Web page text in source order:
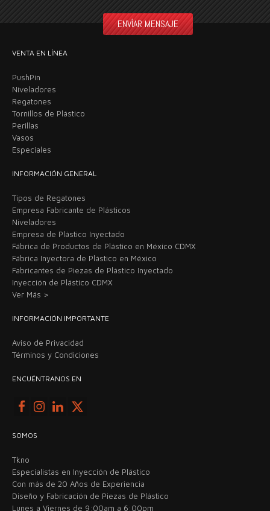
VENTA EN LÍNEA
PushPin
Niveladores
Regatones
Tornillos de Plástico
Perillas
Vasos
Especiales
INFORMACIÓN GENERAL
Tipos de Regatones
Empresa Fabricante de Plásticos
Niveladores
Empresa de Plástico Inyectado
Fábrica de Productos de Plástico en México CDMX
Fábrica Inyectora de Plástico en México
Fabricantes de Piezas de Plástico Inyectado
Inyección de Plástico CDMX
Ver Más >
INFORMACIÓN IMPORTANTE
Aviso de Privacidad
Términos y Condiciones
ENCUÉNTRANOS EN
SOMOS
Tkno
Especialistas en Inyección de Plástico
Con más de 20 Años de Experiencia
Diseño y Fabricación de Piezas de Plástico
Lunes a Viernes de 9:00am a 6:00pm